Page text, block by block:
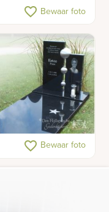
met engel en
van glas
favorite_border Bewaar foto
met RVS
favorite_border Bewaar foto